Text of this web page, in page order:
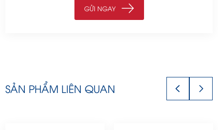
SẢN PHẨM LIÊN QUAN